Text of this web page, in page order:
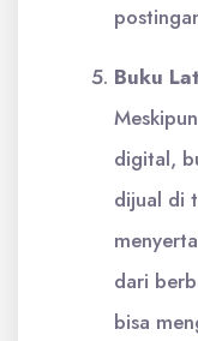
Buku
digital,
dijual di
dari
bisa